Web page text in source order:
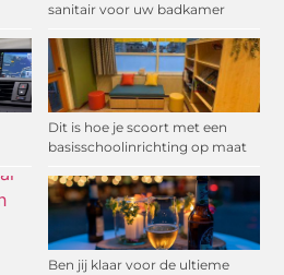
sanitair voor uw badkamer
Dit is hoe je scoort met een
basisschoolinrichting op maat
Ben jij klaar voor de ultieme